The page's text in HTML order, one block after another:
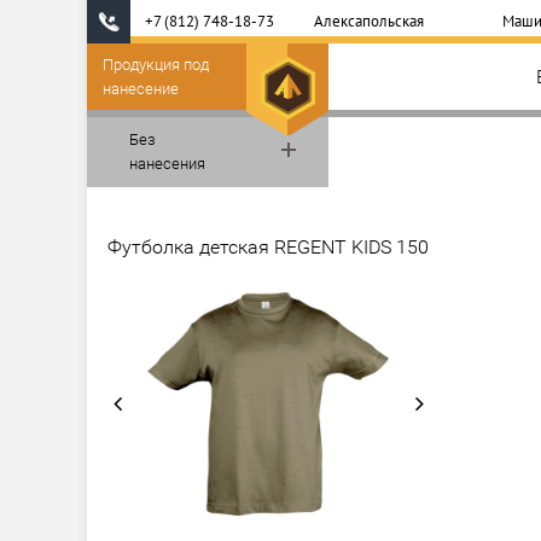
+7 (812) 748-18-73 Алексапольская
Продукция под
нанесение
Без
нанесения
Футболка детская REGENT KIDS 150